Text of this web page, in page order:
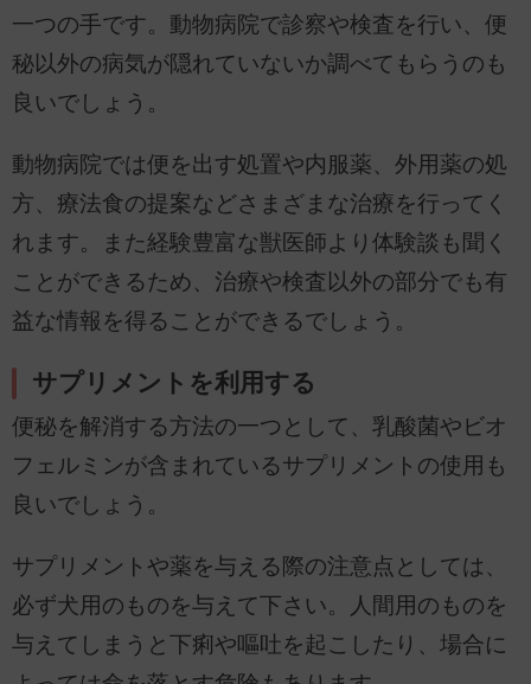
一つの手です。動物病院で診察や検査を行い、便
秘以外の病気が隠れていないか調べてもらうのも
良いでしょう。
動物病院では便を出す処置や内服薬、外用薬の処
方、療法食の提案などさまざまな治療を行ってく
れます。また経験豊富な獣医師より体験談も聞く
ことができるため、治療や検査以外の部分でも有
益な情報を得ることができるでしょう。
サプリメントを利用する
便秘を解消する方法の一つとして、乳酸菌やビオ
フェルミンが含まれているサプリメントの使用も
良いでしょう。
サプリメントや薬を与える際の注意点としては、
必ず犬用のものを与えて下さい。人間用のものを
与えてしまうと下痢や嘔吐を起こしたり、場合に